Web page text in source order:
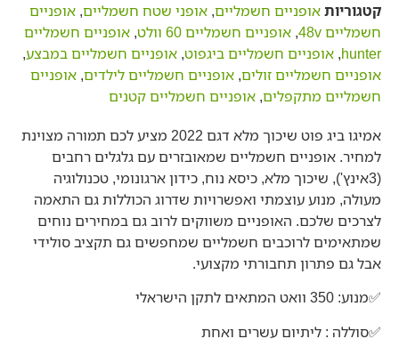
קטגוריותאופניים חשמליים, אופני שטח חשמליים, אופניים
חשמליים 48v
, אופניים חשמליים 60 וולט , אופניים חשמליים
hunter
, אופניים חשמליים ביגפוט, אופניים חשמליים במבצע,
אופניים חשמליים זולים, אופניים חשמליים לילדים, אופניים
חשמליים מתקפלים, אופניים חשמליים קטנים
אמיגו ביג פוט שיכוך מלא דגם 2022 מציע לכם תמורה מצוינת
למחיר. אופניים חשמליים שמאובזרים עם גלגלים רחבים
(3אינץ'), שיכוך מלא, כיסא נוח, כידון ארגונומי, טכנולוגיה
מעולה, מנוע עוצמתי ואפשרויות שדרוג הכוללות גם התאמה
לצרכים שלכם. האופניים משווקים לרוב גם במחירים נוחים
שמתאימים לרוכבים חשמליים שמחפשים גם תקציב סולידי
אבל גם פתרון תחבורתי מקצועי.
✅מנוע: 350 וואט המתאים לתקן הישראלי
✅סוללה : ליתיום עשרים ואחת